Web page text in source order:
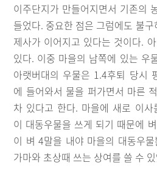
이주단지가 만들어지면서 기존의
들었다. 중요한 점은 그럼에도 불
제사가 이어지고 있다는 것이다.
있다. 이중 마을의 남쪽에 있는 우
아랫버대의 우물은 1.4후퇴 당시
에 들어와서 물을 퍼가면서 마른
차 있다고 한다. 마을에 새로 이
이 대동우물을 쓰게 되기 때문에
이 벼 4말을 내야 마을의 대동우
가마와 초상때 쓰는 상여를 쓸 수